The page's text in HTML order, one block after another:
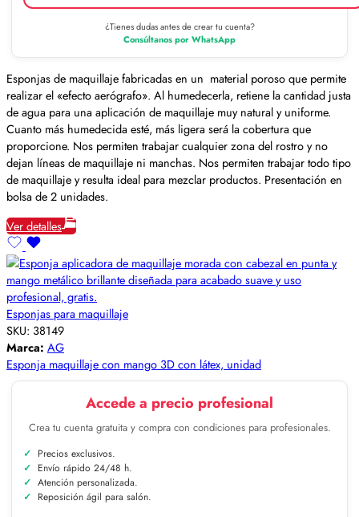
¿Tienes dudas antes de crear tu cuenta?
Consúltanos por WhatsApp
Esponjas de maquillaje fabricadas en un material poroso que permite
realizar el «efecto aerógrafo». Al humedecerla, retiene la cantidad justa
de agua para una aplicación de maquillaje muy natural y uniforme.
Cuanto más humedecida esté, más ligera será la cobertura que
proporcione. Nos permiten trabajar cualquier zona del rostro y no
dejan líneas de maquillaje ni manchas. Nos permiten trabajar todo tipo
de maquillaje y resulta ideal para mezclar productos. Presentación en
bolsa de 2 unidades.
Ver detalles
Esponjas para maquillaje
SKU: 38149
Marca: AG
Esponja maquillaje con mango 3D con látex, unidad
Accede a precio profesional
Crea tu cuenta gratuita y compra con condiciones para profesionales.
Precios exclusivos.
Envío rápido 24/48 h.
Atención personalizada.
Reposición ágil para salón.